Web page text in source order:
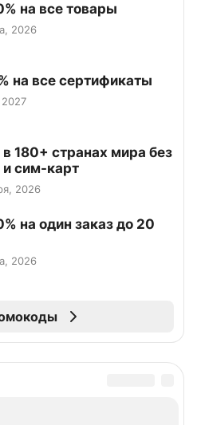
на все товары
2026
на все сертификаты
180+ странах мира без
и сим-карт
2026
на один заказ до 20
2026